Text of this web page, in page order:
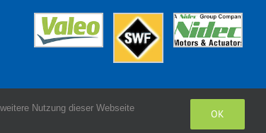
Nutzung dieser Webseite
OK